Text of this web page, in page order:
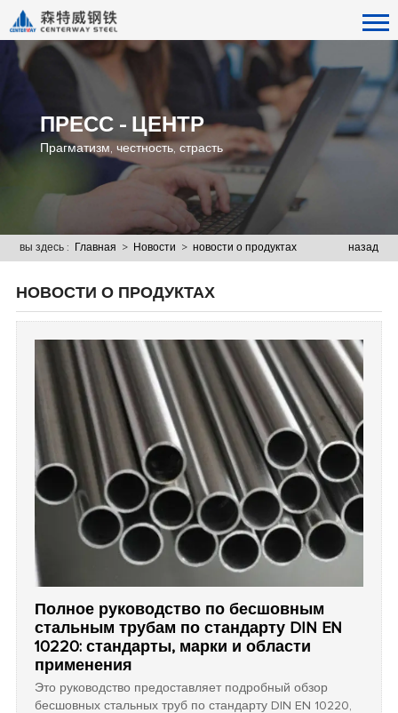
ПРЕСС - ЦЕНТР
Прагматизм, честность, страсть
назад
вы здесь : Главная > Новости > новости о продуктах
НОВОСТИ О ПРОДУКТАХ
Полное руководство по бесшовным
стальным трубам по стандарту DIN EN
10220: стандарты, марки и области
применения
Это руководство предоставляет подробный обзор
бесшовных стальных труб по стандарту DIN EN 10220,